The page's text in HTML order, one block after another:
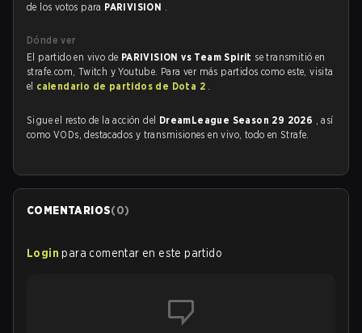
de los votos para PARIVISION .
Dónde ver
El partido en vivo de PARIVISION vs Team Spirit se transmitió en
strafe.com, Twitch y Youtube. Para ver más partidos como este, visita
el calendario de partidos de Dota 2 .
Sigue el resto de la acción del DreamLeague Season 29 2026 , así
como VODs, destacados y transmisiones en vivo, todo en Strafe.
COMENTARIOS(0)
Login para comentar en este partido